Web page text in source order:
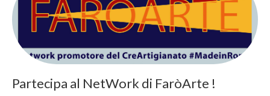
Partecipa al NetWork di FaròArte !